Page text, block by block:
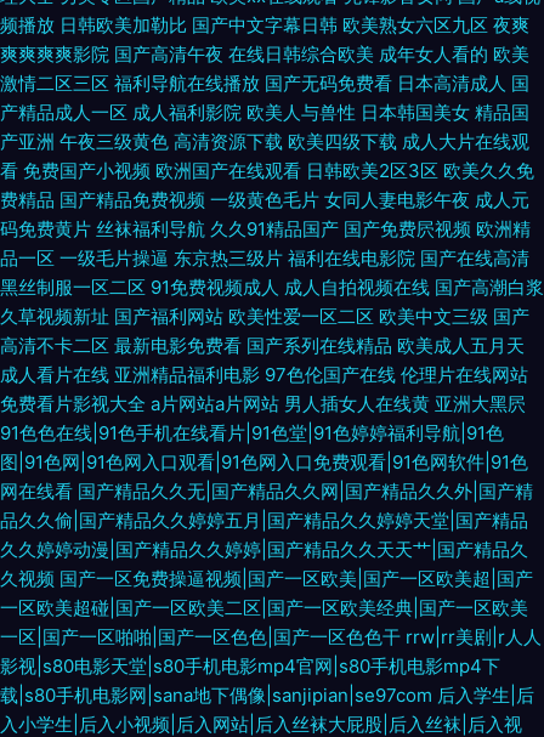
频播放 日韩欧美加勒比 国产中文字幕日韩 欧美熟女六区九区 夜爽
爽爽爽爽影院 国产高清午夜 在线日韩综合欧美 成年女人看的 欧美
激情二区三区 福利导航在线播放 国产无码免费看 日本高清成人 国
产精品成人一区 成人福利影院 欧美人与兽性 日本韩国美女 精品国
产亚洲 午夜三级黄色 高清资源下载 欧美四级下载 成人大片在线观
看 免费国产小视频 欧洲国产在线观看 日韩欧美2区3区 欧美久久免
费精品 国产精品免费视频 一级黄色毛片 女同人妻电影午夜 成人元
码免费黄片 丝袜福利导航 久久91精品国产 国产免费屄视频 欧洲精
品一区 一级毛片操逼 东京热三级片 福利在线电影院 国产在线高清
黑丝制服一区二区 91免费视频成人 成人自拍视频在线 国产高潮白浆
久草视频新址 国产福利网站 欧美性爱一区二区 欧美中文三级 国产
高清不卡二区 最新电影免费看 国产系列在线精品 欧美成人五月天
成人看片在线 亚洲精品福利电影 97色伦国产在线 伦理片在线网站
免费看片影视大全 a片网站a片网站 男人插女人在线黄 亚洲大黑屄
91色色在线|91色手机在线看片|91色堂|91色婷婷福利导航|91色
图|91色网|91色网入口观看|91色网入口免费观看|91色网软件|91色
网在线看 国产精品久久无|国产精品久久网|国产精品久久外|国产精
品久久偷|国产精品久久婷婷五月|国产精品久久婷婷天堂|国产精品
久久婷婷动漫|国产精品久久婷婷|国产精品久久天天艹|国产精品久
久视频 国产一区免费操逼视频|国产一区欧美|国产一区欧美超|国产
一区欧美超碰|国产一区欧美二区|国产一区欧美经典|国产一区欧美
一区|国产一区啪啪|国产一区色色|国产一区色色干 rrw|rr美剧|r人人
影视|s80电影天堂|s80手机电影mp4官网|s80手机电影mp4下
载|s80手机电影网|sana地下偶像|sanjipian|se97com 后入学生|后
入小学生|后入小视频|后入网站|后入丝袜大屁股|后入丝袜|后入视